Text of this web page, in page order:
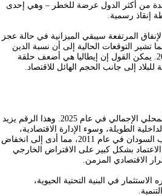
من أكثر الدول عرضة للخطر – وهي إحدى
المرتفعة سيبقي الميزانية في حالة عجز
تشير التوقعات الحالية إلى أن نسبة الدين
العام إلى الناتج المحلي الإجمالي ستبلغ 138% في عام 2025. يمكن القول إن إيطاليا هي أضعف حلقة
إلى جانب الحجم الهائل للاقتصاد.
من المتوقع أن يبلغ الدين العام للسودان 128% من الناتج المحلي الإجمالي في عام 2025. وهذا الرقم يزيد
الطويلة، وسوء الإدارة الاقتصادية،
والعقوبات الدولية، والتأثير الاقتصادي المدمر لانفصال جنوب السودان في عام 2011، مما أدى إلى انخفاض
بشكل كبير على الاقتراض الخارجي
الاقتصادي المزمن.
في البنية التحتية الحيوية،